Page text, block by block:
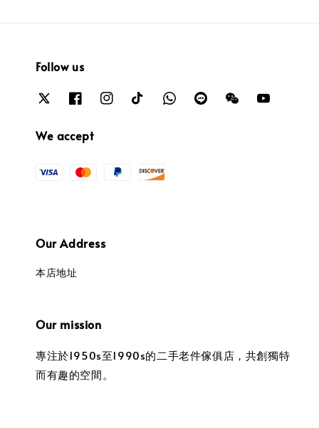
Follow us
We accept
Our Address
本店地址
Our mission
專注於1950s至1990s的二手老件傢俱店，共創獨特
而有趣的空間。